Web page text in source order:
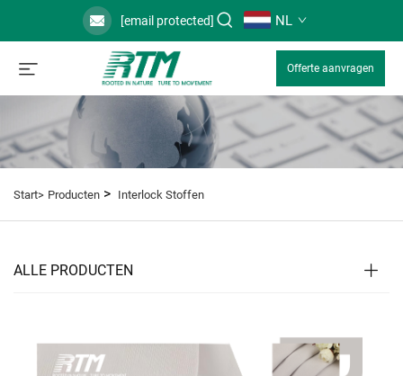
[email protected] NL
Offerte aanvragen
Start> Producten > Interlock Stoffen
ALLE PRODUCTEN